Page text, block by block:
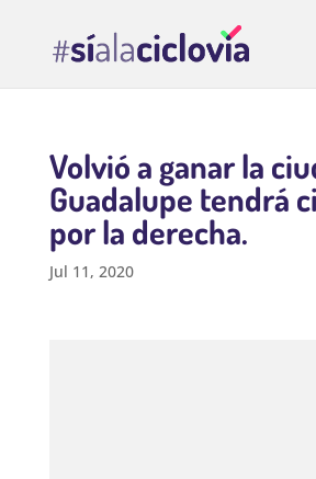
Volvió a ganar la
Guadalupe tendrá
por la derecha.
Jul 11, 2020